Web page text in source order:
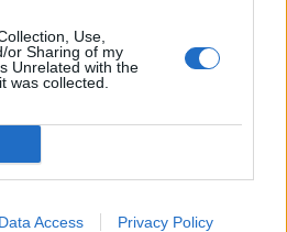
Use,
or Sharing of my
Unrelated with the
was collected.
Data Access Privacy Policy